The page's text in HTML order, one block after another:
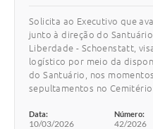
Solicita ao Executivo que
junto à direção do
Liberdade - Schoenstatt,
logístico por meio da
do Santuário, nos
sepultamentos no Cemitério
Data:
10/03/2026
Número:
42/2026